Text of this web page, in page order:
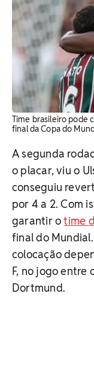
Time brasileiro pode
final da Copa do
A segunda
o placar, viu o
conseguiu
por 4 a 2. Com
garantir otime
final do
colocação
F, no jogo entre
Dortmund.